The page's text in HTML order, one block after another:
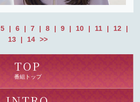
5| 6| 7| 8| 9| 10| 11| 12|
13| 14 >>
TOP
番組トップ